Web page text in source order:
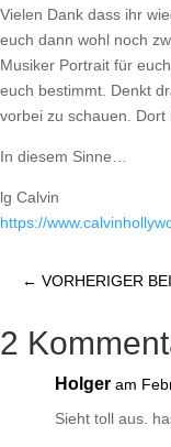
Vielen Dank dass ihr
euch dann wohl noch
Musiker Portrait für
euch bestimmt. Denkt
vorbei zu schauen. Dort
In diesem Sinne…
lg Calvin
https://​
← VORHERIGER
2
Holger am
Sieht toll aus.